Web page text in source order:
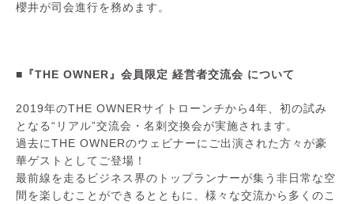
櫻井が司会進行を務めます。
■ 『THE OWNER』会員限定 経営者交流会 について
2019年のTHE OWNERサイトローンチから4年、初の試み
となる“リアル”交流会・名刺交換会が実施されます。
過去にTHE OWNERのウェビナーにご出演された方々が豪
華ゲストとしてご登場！
最前線を走るビジネス界のトップランナーが集う非日常な空
間を楽しむことができるとともに、様々な交流から多くのこ